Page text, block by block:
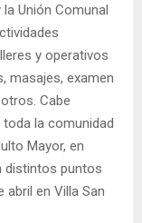
Unión Comunal
y operativos
masajes, examen
Cabe
la comunidad
Mayor, en
distintos puntos
en Villa San